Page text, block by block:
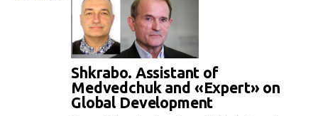
Shkrabo. Assistant of
Medvedchuk and «Expert» on
Global Development